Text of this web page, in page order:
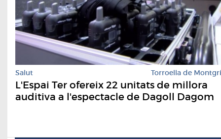
Salut Torroella de Montgrí
L'Espai Ter ofereix 22 unitats de millora
auditiva a l'espectacle de Dagoll Dagom